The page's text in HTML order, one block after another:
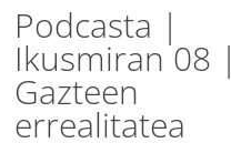
Podcasta |
Ikusmiran 08 |
Gazteen
errealitatea